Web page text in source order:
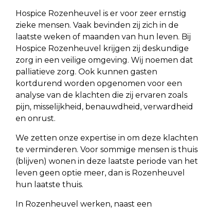
Hospice Rozenheuvel is er voor zeer ernstig
zieke mensen. Vaak bevinden zij zich in de
laatste weken of maanden van hun leven. Bij
Hospice Rozenheuvel krijgen zij deskundige
zorg in een veilige omgeving. Wij noemen dat
palliatieve zorg. Ook kunnen gasten
kortdurend worden opgenomen voor een
analyse van de klachten die zij ervaren zoals
pijn, misselijkheid, benauwdheid, verwardheid
en onrust.
We zetten onze expertise in om deze klachten
te verminderen. Voor sommige mensen is thuis
(blijven) wonen in deze laatste periode van het
leven geen optie meer, dan is Rozenheuvel
hun laatste thuis.
In Rozenheuvel werken, naast een